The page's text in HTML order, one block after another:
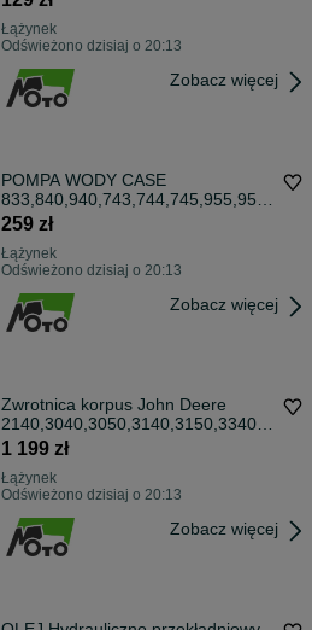
Łążynek
Odświeżono dzisiaj o 20:13
Zobacz więcej
POMPA WODY CASE
833,840,940,743,744,745,955,956,
1055,1056,1255,1455
259 zł
Łążynek
Odświeżono dzisiaj o 20:13
Zobacz więcej
Zwrotnica korpus John Deere
2140,3040,3050,3140,3150,3340,3
350,3640
1 199 zł
Łążynek
Odświeżono dzisiaj o 20:13
Zobacz więcej